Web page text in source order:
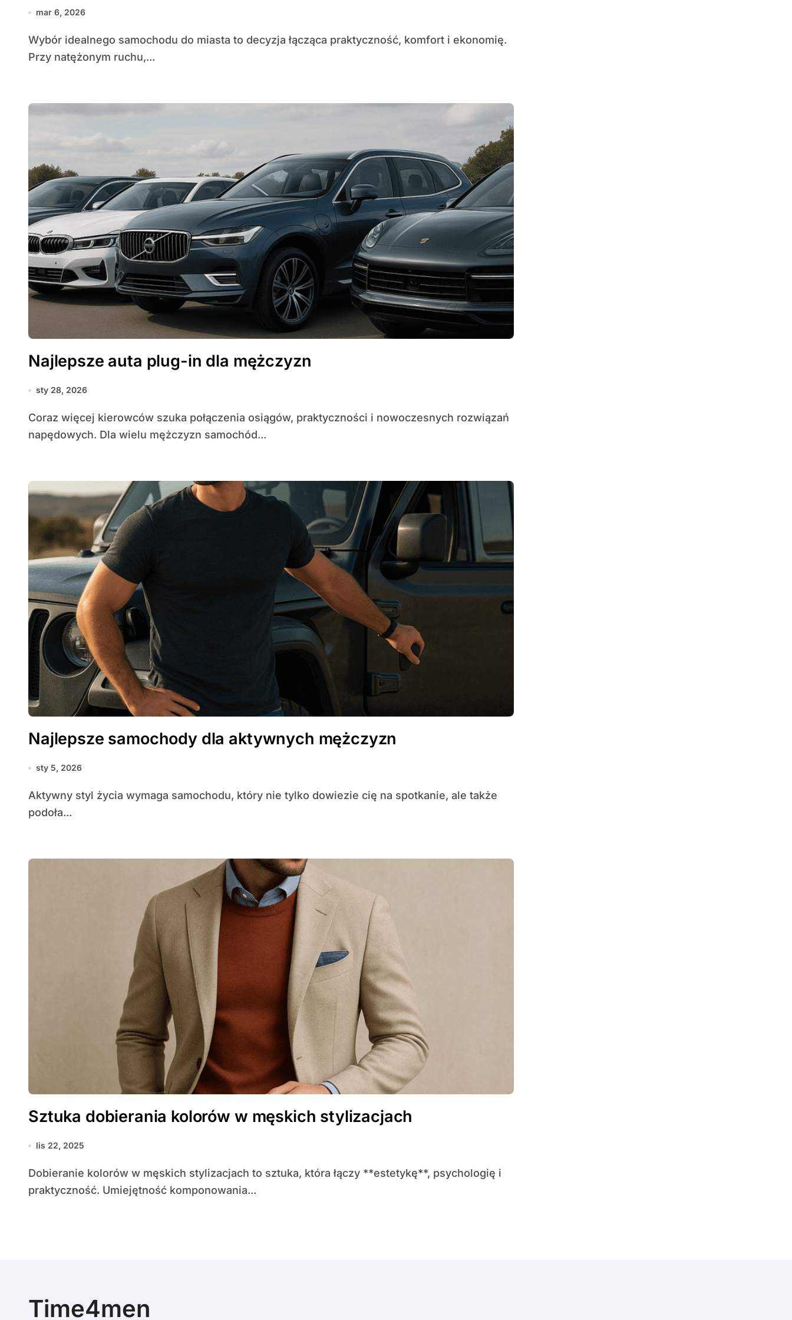
mar 6, 2026
Wybór idealnego samochodu do miasta to decyzja łącząca praktyczność, komfort i ekonomię.
Przy natężonym ruchu,...
Najlepsze auta plug-in dla mężczyzn
sty 28, 2026
Coraz więcej kierowców szuka połączenia osiągów, praktyczności i nowoczesnych rozwiązań
napędowych. Dla wielu mężczyzn samochód...
Najlepsze samochody dla aktywnych mężczyzn
sty 5, 2026
Aktywny styl życia wymaga samochodu, który nie tylko dowiezie cię na spotkanie, ale także
podoła...
Sztuka dobierania kolorów w męskich stylizacjach
lis 22, 2025
Dobieranie kolorów w męskich stylizacjach to sztuka, która łączy **estetykę**, psychologię i
praktyczność. Umiejętność komponowania...
Time4men